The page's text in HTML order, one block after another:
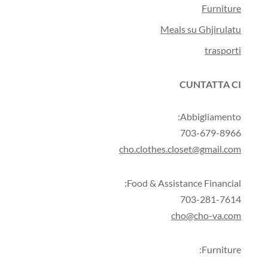
Furniture
Meals su Ghjirulatu
trasporti
CUNTATTA CI
Abbigliamento:
703-679-8966
cho.clothes.closet@gmail.com
Food & Assistance Financial:
703-281-7614
cho@cho-va.com
Furniture: